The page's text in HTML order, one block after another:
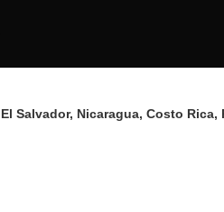
Salvador, Nicaragua, Costo Rica,